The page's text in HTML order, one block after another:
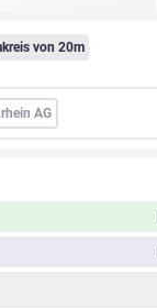
von 20m
AG